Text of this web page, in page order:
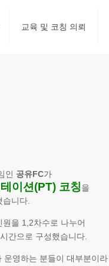
교육 및 코칭 의뢰
인 공유FC가
이션(PT) 코칭을
니다.
을 1,2차수로 나누어
간으로 구성했습니다.
운영하는 분들이 대부분이라